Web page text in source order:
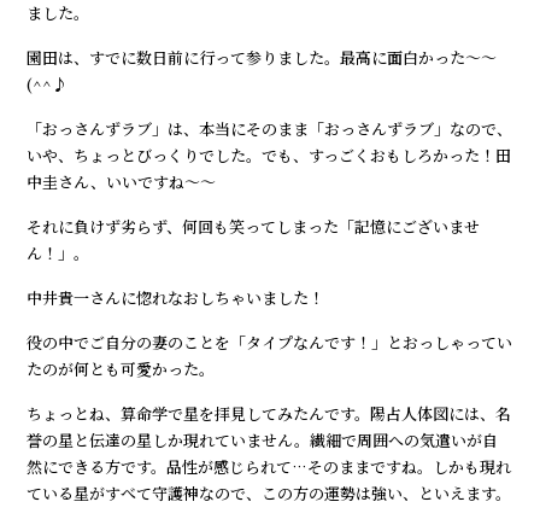
ました。
園田は、すでに数日前に行って参りました。最高に面白かった～～
(^^♪
「おっさんずラブ」は、本当にそのまま「おっさんずラブ」なので、
いや、ちょっとびっくりでした。でも、すっごくおもしろかった！田
中圭さん、いいですね～～
それに負けず劣らず、何回も笑ってしまった「記憶にございませ
ん！」。
中井貴一さんに惚れなおしちゃいました！
役の中でご自分の妻のことを「タイプなんです！」とおっしゃってい
たのが何とも可愛かった。
ちょっとね、算命学で星を拝見してみたんです。陽占人体図には、名
誉の星と伝達の星しか現れていません。繊細で周囲への気遣いが自
然にできる方です。品性が感じられて…そのままですね。しかも現れ
ている星がすべて守護神なので、この方の運勢は強い、といえます。